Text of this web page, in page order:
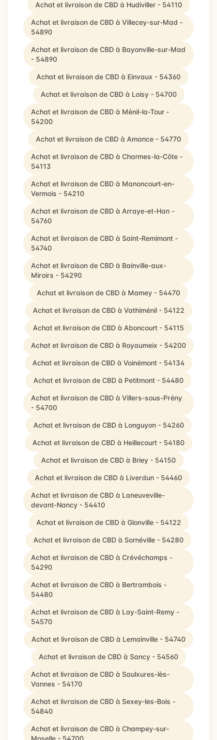
Achat et livraison de CBD à Hudiviller - 54110
Achat et livraison de CBD à Villecey-sur-Mad -
54890
Achat et livraison de CBD à Bayonville-sur-Mad
- 54890
Achat et livraison de CBD à Einvaux - 54360
Achat et livraison de CBD à Loisy - 54700
Achat et livraison de CBD à Ménil-la-Tour -
54200
Achat et livraison de CBD à Amance - 54770
Achat et livraison de CBD à Charmes-la-Côte -
54113
Achat et livraison de CBD à Manoncourt-en-
Vermois - 54210
Achat et livraison de CBD à Arraye-et-Han -
54760
Achat et livraison de CBD à Saint-Remimont -
54740
Achat et livraison de CBD à Bainville-aux-
Miroirs - 54290
Achat et livraison de CBD à Mamey - 54470
Achat et livraison de CBD à Vathiménil - 54122
Achat et livraison de CBD à Aboncourt - 54115
Achat et livraison de CBD à Royaumeix - 54200
Achat et livraison de CBD à Voinémont - 54134
Achat et livraison de CBD à Petitmont - 54480
Achat et livraison de CBD à Villers-sous-Prény
- 54700
Achat et livraison de CBD à Longuyon - 54260
Achat et livraison de CBD à Heillecourt - 54180
Achat et livraison de CBD à Briey - 54150
Achat et livraison de CBD à Liverdun - 54460
Achat et livraison de CBD à Laneuveville-
devant-Nancy - 54410
Achat et livraison de CBD à Glonville - 54122
Achat et livraison de CBD à Sornéville - 54280
Achat et livraison de CBD à Crévéchamps -
54290
Achat et livraison de CBD à Bertrambois -
54480
Achat et livraison de CBD à Lay-Saint-Remy -
54570
Achat et livraison de CBD à Lemainville - 54740
Achat et livraison de CBD à Sancy - 54560
Achat et livraison de CBD à Saulxures-lès-
Vannes - 54170
Achat et livraison de CBD à Sexey-les-Bois -
54840
Achat et livraison de CBD à Champey-sur-
Moselle - 54700